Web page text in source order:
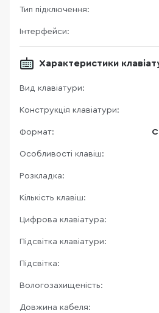
Тип підключення:
Інтерфейси:
Характеристики
Вид клавіатури:
Конструкція клавіатури:
Формат:
Особливості клавіш:
Розкладка:
Кількість клавіш:
Цифрова клавіатура:
Підсвітка клавіатури:
Підсвітка:
Вологозахищеність:
Довжина кабеля: